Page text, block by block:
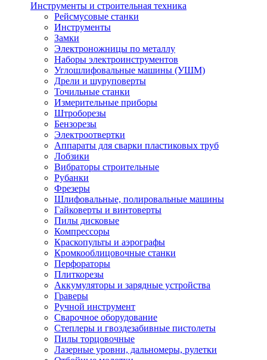
Инструменты и строительная техника
Рейсмусовые станки
Инструменты
Замки
Электроножницы по металлу
Наборы электроинструментов
Углошлифовальные машины (УШМ)
Дрели и шуруповерты
Точильные станки
Измерительные приборы
Штроборезы
Бензорезы
Электроотвертки
Аппараты для сварки пластиковых труб
Лобзики
Вибраторы строительные
Рубанки
Фрезеры
Шлифовальные, полировальные машины
Гайковерты и винтоверты
Пилы дисковые
Компрессоры
Краскопульты и аэрографы
Кромкооблицовочные станки
Перфораторы
Плиткорезы
Аккумуляторы и зарядные устройства
Граверы
Ручной инструмент
Сварочное оборудование
Степлеры и гвоздезабивные пистолеты
Пилы торцовочные
Лазерные уровни, дальномеры, рулетки